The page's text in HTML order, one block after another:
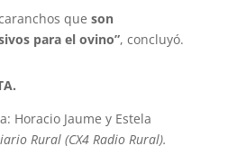
que son
para el ovino”, concluyó.
Horacio Jaume y Estela
Rural (CX4 Radio Rural).